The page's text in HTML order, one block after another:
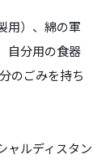
用）、綿の軍
自分用の食器
のごみを持ち
ャルディスタン